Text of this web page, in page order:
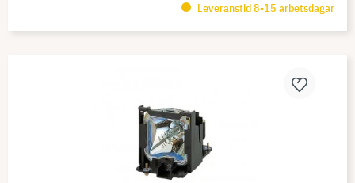
Leveranstid 8-15 arbetsdagar